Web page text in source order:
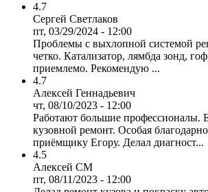
4.7
Сергей Светлаков
пт, 03/29/2024 - 12:00
Проблемы с выхлопной системой
четко. Катализатор, лямбда зонд,
приемлемо. Рекомендую ...
4.7
Алексей Геннадьевич
чт, 08/10/2023 - 12:00
Работают большие профессионалы.
кузовной ремонт. Особая
приёмщику Егору. Делал диагност...
4.5
Алексей СМ
пт, 08/11/2023 - 12:00